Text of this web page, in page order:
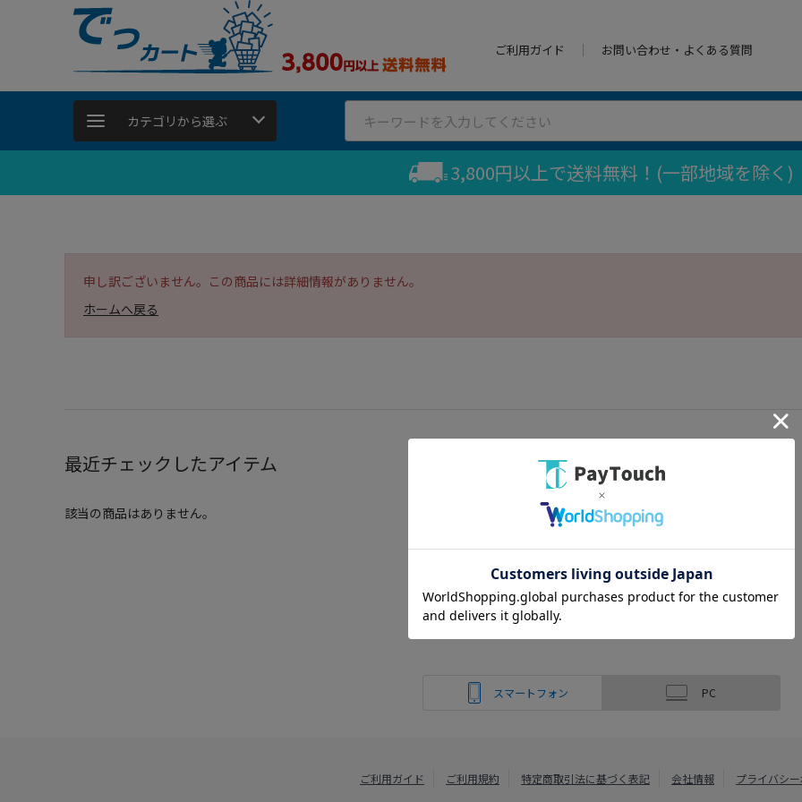
ご利用ガイド お問い合わせ・よくある質問
カテゴリから選ぶ
3,800円以上で送料無料！(一部地域を除く)
申し訳ございません。この商品には詳細情報がありません。
ホームへ戻る
最近チェックしたアイテム
該当の商品はありません。
スマートフォン PC
ご利用ガイド ご利用規約 特定商取引法に基づく表記 会社情報 プライバシ